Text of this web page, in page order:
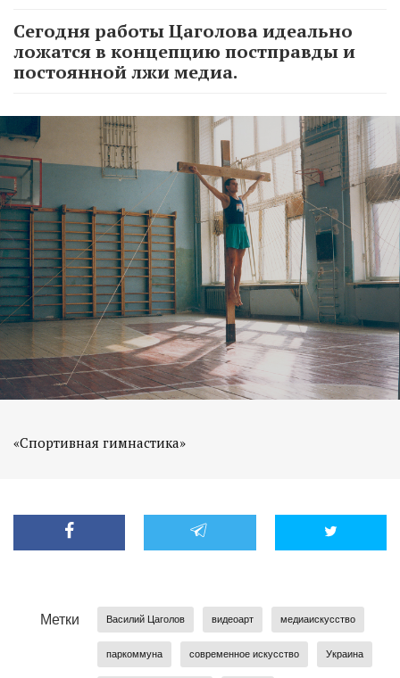
Сегодня работы Цаголова идеально
ложатся в концепцию постправды и
постоянной лжи медиа.
«Спортивная гимнастика»
Метки Василий Цаголов видеоарт медиаискусство
паркоммуна современное искусство Украина